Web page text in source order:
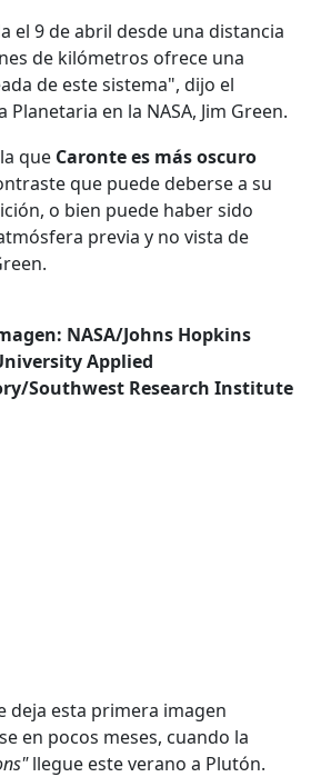
el 9 de abril desde una distancia
de kilómetros ofrece una
de este sistema", dijo el
en la NASA, Jim Green.
que Caronte es más oscuro
que puede deberse a su
o bien puede haber sido
previa y no vista de
NASA/Johns Hopkins
Applied
Southwest Research Institute
deja esta primera imagen
en pocos meses, cuando la
llegue este verano a Plutón.